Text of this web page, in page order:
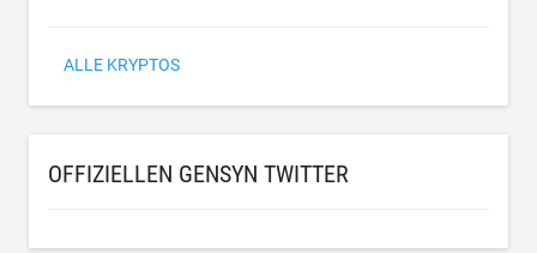
ALLE KRYPTOS
OFFIZIELLEN GENSYN TWITTER